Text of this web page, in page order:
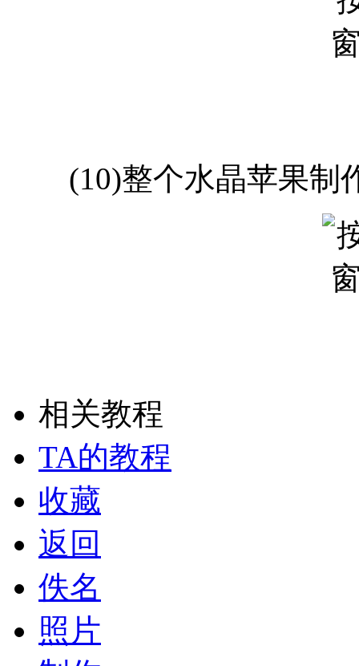
(10)整个水晶苹果制作
相关教程
TA的教程
收藏
返回
佚名
照片